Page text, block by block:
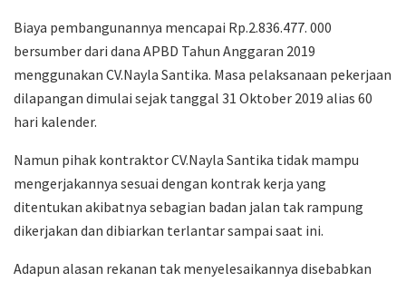
Biaya pembangunannya mencapai Rp.2.836.477. 000
bersumber dari dana APBD Tahun Anggaran 2019
menggunakan CV.Nayla Santika. Masa pelaksanaan pekerjaan
dilapangan dimulai sejak tanggal 31 Oktober 2019 alias 60
hari kalender.
Namun pihak kontraktor CV.Nayla Santika tidak mampu
mengerjakannya sesuai dengan kontrak kerja yang
ditentukan akibatnya sebagian badan jalan tak rampung
dikerjakan dan dibiarkan terlantar sampai saat ini.
Adapun alasan rekanan tak menyelesaikannya disebabkan